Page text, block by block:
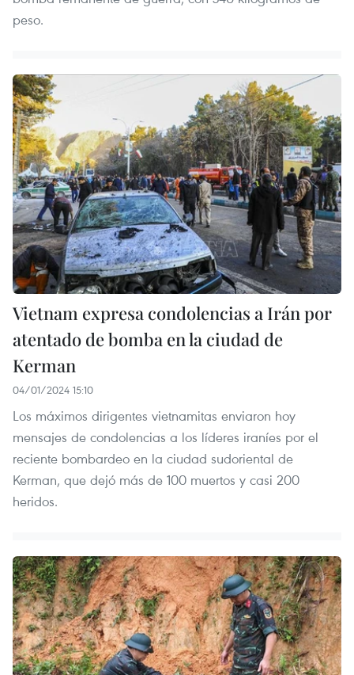
peso.
Vietnam expresa condolencias a Irán por
atentado de bomba en la ciudad de
Kerman
04/01/2024 15:10
Los máximos dirigentes vietnamitas enviaron hoy
mensajes de condolencias a los líderes iraníes por el
reciente bombardeo en la ciudad sudoriental de
Kerman, que dejó más de 100 muertos y casi 200
heridos.